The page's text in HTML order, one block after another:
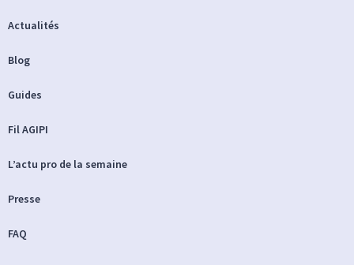
Actualités
Blog
Guides
Fil AGIPI
L’actu pro de la semaine
Presse
FAQ